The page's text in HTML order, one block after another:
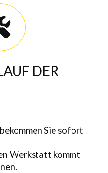
DER
Sie sofort
Werkstatt kommt